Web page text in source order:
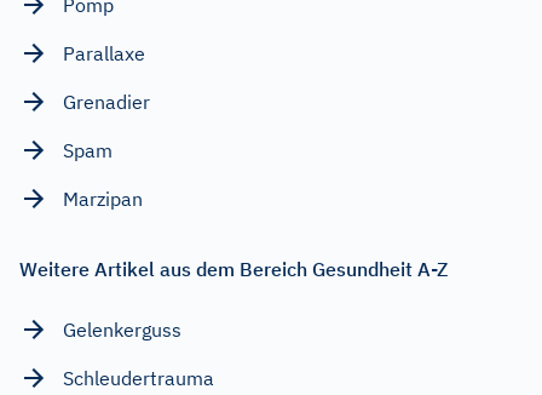
Parallaxe
Grenadier
Spam
Marzipan
Weitere Artikel aus dem Bereich Gesundheit A-Z
Gelenkerguss
Schleudertrauma